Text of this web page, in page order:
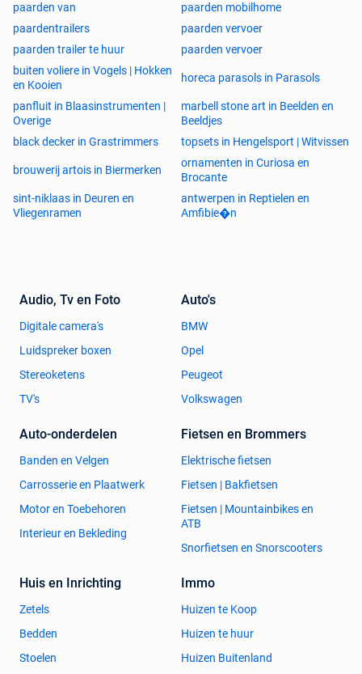
Nieuwe Zeer ruime 2 paardentrailerCheval LIberte Touring
Jumping (Hoge zadelkamer)
(Foto 15-16 )
Aerodynamisch concept
MTMG 2600 kg (Kan lager ingeschreven worden)
Suspension PULLMAN 2 (Rijd zeer zacht)
Links en rechts toegangsdeuren en zadelkamer langs
links en rechts toegankelijk
Hengstenschot
Aluminium bodem/vloer
Aluminium zijwanden
Achterklep/deur combinatie
Trapbescherming + kussens standaard
Grote zijdeur
3e remlicht standaard
2x Voorramen + 2x Zijramen
2 paardentrailer
Met zadelkamer, trapbescherming, Kussens.
MTMG 2000 KG
paarden van
paarden mobilhome
paardentrailers
paarden vervoer
paarden trailer te huur
paarden vervoer
buiten voliere in Vogels | Hokken
en Kooien
horeca parasols in Parasols
panfluit in Blaasinstrumenten |
Overige
marbell stone art in Beelden en
Beeldjes
black decker in Grastrimmers
topsets in Hengelsport | Witvissen
brouwerij artois in Biermerken
ornamenten in Curiosa en
Brocante
sint-niklaas in Deuren en
Vliegenramen
antwerpen in Reptielen en
Amfibie�n
Audio, Tv en Foto
Digitale camera's
Luidspreker boxen
Stereoketens
TV's
Auto's
BMW
Opel
Peugeot
Volkswagen
Auto-onderdelen
Banden en Velgen
Carrosserie en Plaatwerk
Motor en Toebehoren
Interieur en Bekleding
Fietsen en Brommers
Elektrische fietsen
Fietsen | Bakfietsen
Fietsen | Mountainbikes en
ATB
Snorfietsen en Snorscooters
Huis en Inrichting
Zetels
Bedden
Stoelen
Immo
Huizen te Koop
Huizen te huur
Huizen Buitenland